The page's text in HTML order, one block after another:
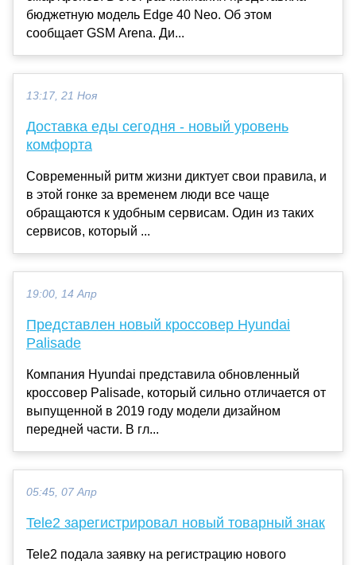
бюджетную модель Edge 40 Neo. Об этом
сообщает GSM Arena. Ди...
13:17, 21 Ноя
Доставка еды сегодня - новый уровень
комфорта
Современный ритм жизни диктует свои правила, и
в этой гонке за временем люди все чаще
обращаются к удобным сервисам. Один из таких
сервисов, который ...
19:00, 14 Апр
Представлен новый кроссовер Hyundai
Palisade
Компания Hyundai представила обновленный
кроссовер Palisade, который сильно отличается от
выпущенной в 2019 году модели дизайном
передней части. В гл...
05:45, 07 Апр
Tele2 зарегистрировал новый товарный знак
Tele2 подала заявку на регистрацию нового